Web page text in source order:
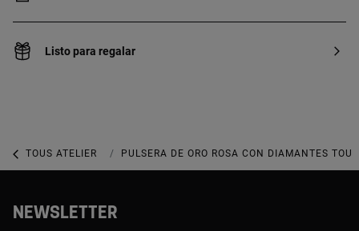
Listo para regalar
TOUS ATELIER ATELIER PULSERAS
PULSERA DE ORO ROSA CON DIAMANTES
NEWSLETTER